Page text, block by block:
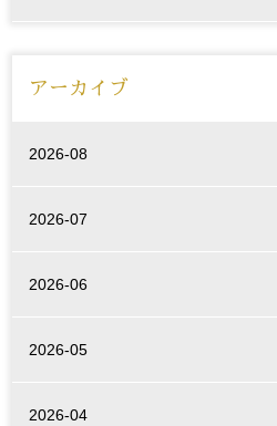
アーカイブ
2026-08
2026-07
2026-06
2026-05
2026-04